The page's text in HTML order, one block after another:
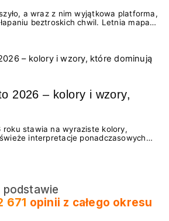
a wraz z nim wyjątkowa platforma,
beztroskich chwil. Letnia mapa
od spontanicznych wyjazdów, przez
eksplorowanie i kolekcjonowanie
okazji przygotowaliśmy coś absolutnie
z wakacje.pl oraz dawkę
2026 – kolory i wzory,
roku stawia na wyraziste kolory,
interpretacje ponadczasowych
odcieni inspirowanych wakacjami, jak
dla swojego manicure!
podstawie
671 opinii z całego okresu